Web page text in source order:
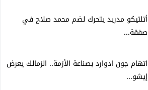
أتلتيكو مدريد يتحرك لضم محمد صلاح في
صفقة...
اتهام جون ادوارد بصناعة الأزمة.. الزمالك يعرض
إيشو...